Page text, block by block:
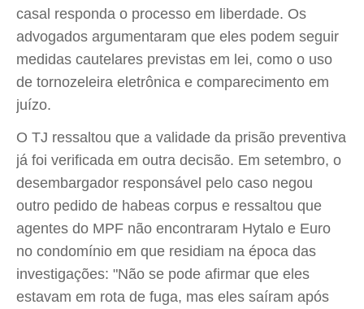
casal responda o processo em liberdade. Os
advogados argumentaram que eles podem seguir
medidas cautelares previstas em lei, como o uso
de tornozeleira eletrônica e comparecimento em
juízo.
O TJ ressaltou que a validade da prisão preventiva
já foi verificada em outra decisão. Em setembro, o
desembargador responsável pelo caso negou
outro pedido de habeas corpus e ressaltou que
agentes do MPF não encontraram Hytalo e Euro
no condomínio em que residiam na época das
investigações: "Não se pode afirmar que eles
estavam em rota de fuga, mas eles saíram após